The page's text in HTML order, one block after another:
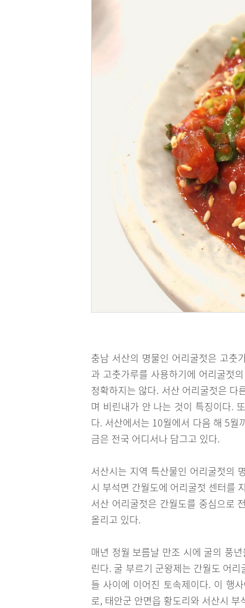
충남 서산의 명물인 어리굴젓은 고춧
과 고춧가루를 사용하기에 어리굴젓의
정확하지는 않다. 서산 어리굴젓은 다
며 비린내가 안 나는 것이 특징이다.
다. 서산에서는 10월에서 다음 해 5월
금은 전국 어디서나 담그고 있다.
서산시는 지역 특산물인 어리굴젓의
시 부석면 간월도에 어리굴젓 센터를
서산 어리굴젓은 간월도를 중심으로
올리고 있다.
매년 정월 보름날 만조 시에 굴의 풍
린다. 굴 부르기 군왕제는 간월도 어
들 사이에 이어진 토속제이다. 이 행
로, 태안군 안면읍 황도리와 서산시